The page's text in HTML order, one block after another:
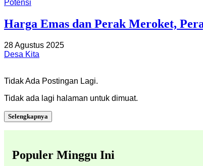
Potensi
Harga Emas dan Perak Meroket,
28 Agustus 2025
Desa Kita
Tidak Ada Postingan Lagi.
Tidak ada lagi halaman untuk dimuat.
Selengkapnya
Populer Minggu Ini